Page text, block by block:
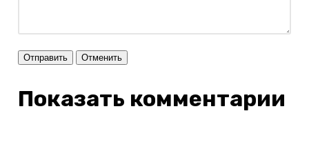
Отправить Отменить
Показать комментарии